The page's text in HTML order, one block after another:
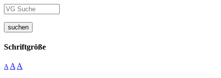
suchen
Schriftgröße
A A A